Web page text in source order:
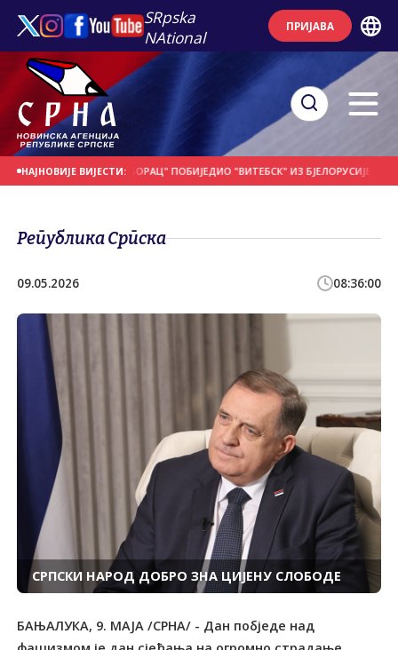
SRpska
NAtional
ПРИЈАВА
НАЈНОВИЈЕ ВИЈЕСТИ:
ДАН "БОРАЦ" ПОБИЈЕДИО "ВИТЕБСК" ИЗ БЈЕЛОРУСИЈЕ ПОЧЕО
Република Српска
09.05.2026 08:36:00
СРПСКИ НАРОД ДОБРО ЗНА ЦИЈЕНУ СЛОБОДЕ
БАЊАЛУКА, 9. МАЈА /СРНА/ - Дан побједе над